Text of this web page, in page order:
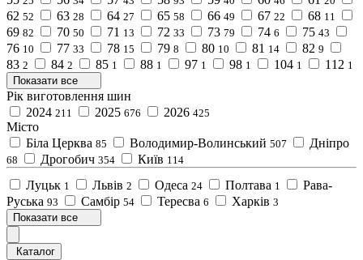
62 52 63 28 64 27 65 58 66 49 67 22 68 11
69 82 70 50 71 13 72 33 73 79 74 6 75 43
76 10 77 33 78 15 79 8 80 10 81 14 82 9
83 2 84 2 85 1 88 1 97 1 98 1 104 1 112 1
Показати все
Рік виготовлення шин
2024 211 2025 676 2026 425
Місто
Біла Церква 85 Володимир-Волинський 507 Дніпро
68 Дрогобич 354 Київ 114
Луцьк 1 Львів 2 Одеса 24 Полтава 1
Рава-
Руська 93 Самбір 54 Тересва 6 Харків 3
Показати все
Каталог